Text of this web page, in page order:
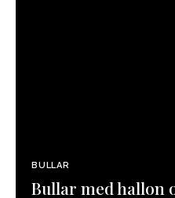
BULLAR
Bullar med hallon